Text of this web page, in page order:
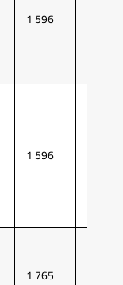
1 596
1 596
1 765